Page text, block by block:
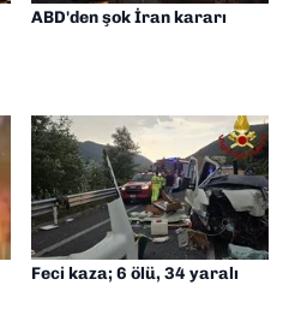
ABD'den şok İran kararı
Feci kaza; 6 ölü, 34 yaralı